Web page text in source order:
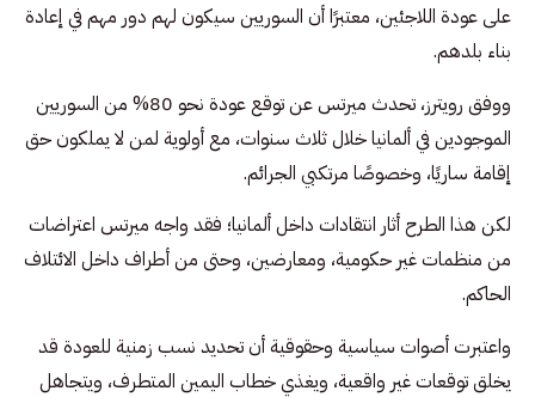
على عودة اللاجئين، معتبرًا أن السوريين سيكون لهم دور مهم في إعادة
بناء بلدهم.
ووفق رويترز، تحدث ميرتس عن توقع عودة نحو 80% من السوريين
الموجودين في ألمانيا خلال ثلاث سنوات، مع أولوية لمن لا يملكون حق
إقامة ساريًا، وخصوصًا مرتكبي الجرائم.
لكن هذا الطرح أثار انتقادات داخل ألمانيا؛ فقد واجه ميرتس اعتراضات
من منظمات غير حكومية، ومعارضين، وحتى من أطراف داخل الائتلاف
الحاكم.
واعتبرت أصوات سياسية وحقوقية أن تحديد نسب زمنية للعودة قد
يخلق توقعات غير واقعية، ويغذي خطاب اليمين المتطرف، ويتجاهل